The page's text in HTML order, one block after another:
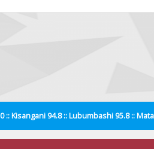
:: Kisangani 94.8 :: Lubumbashi 95.8 ::